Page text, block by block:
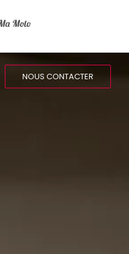
NOUS CONTACTER